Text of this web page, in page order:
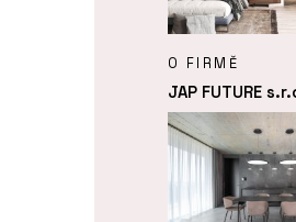
O FIRMĚ
JAP FUTURE